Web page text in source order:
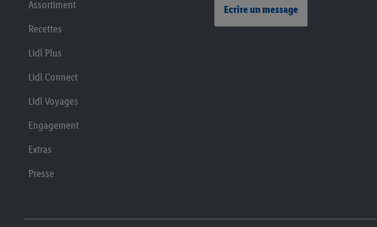
Assortiment
Recettes
Lidl Plus
Lidl Connect
Lidl Voyages
Engagement
Extras
Presse
Ecrire un message